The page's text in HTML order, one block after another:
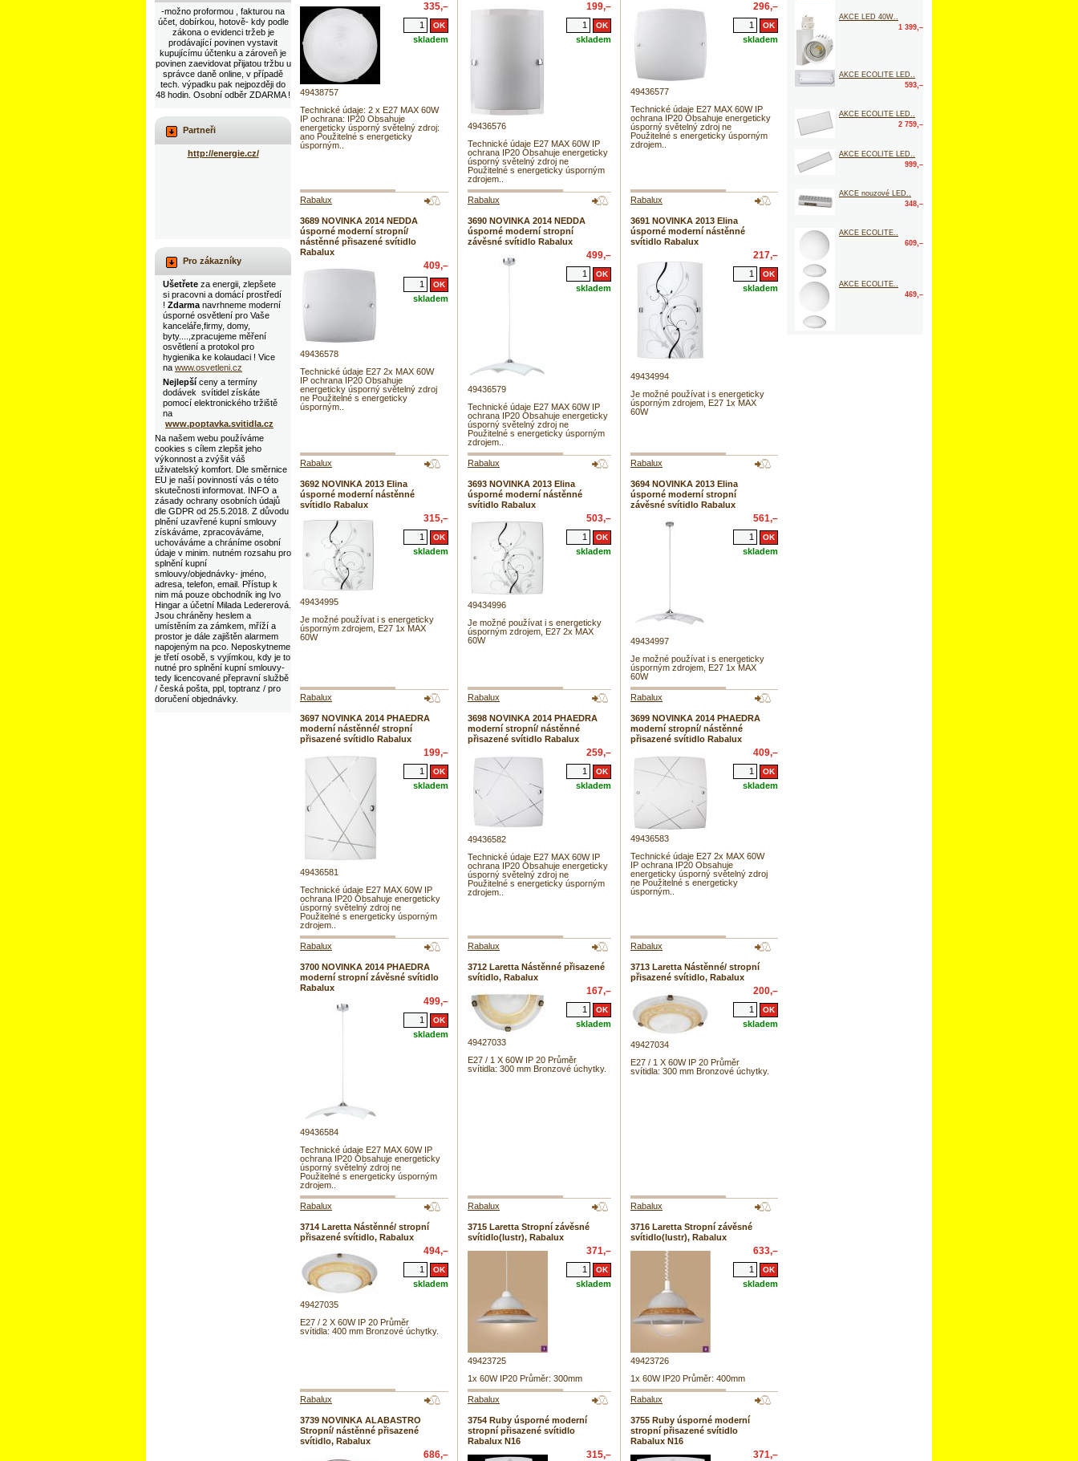
335,–
skladem
49438757
Technické údaje: 2 x E27 MAX 60W
IP ochrana: IP20 Obsahuje
energeticky úsporný světelný zdroj:
ano Použitelné s energeticky
úsporným..
199,–
skladem
49436576
Technické údaje E27 MAX 60W IP
ochrana IP20 Obsahuje energeticky
úsporný světelný zdroj ne
Použitelné s energeticky úsporným
zdrojem..
296,–
skladem
49436577
Technické údaje E27 MAX 60W IP
ochrana IP20 Obsahuje energeticky
úsporný světelný zdroj ne
Použitelné s energeticky úsporným
zdrojem..
Rabalux
3689 NOVINKA 2014 NEDDA
úsporné moderní stropní/
nástěnné přisazené svítidlo
Rabalux
409,–
skladem
49436578
Technické údaje E27 2x MAX 60W
IP ochrana IP20 Obsahuje
energeticky úsporný světelný zdroj
ne Použitelné s energeticky
úsporným..
Rabalux
3690 NOVINKA 2014 NEDDA
úsporné moderní stropní
závěsné svítidlo Rabalux
499,–
skladem
49436579
Technické údaje E27 MAX 60W IP
ochrana IP20 Obsahuje energeticky
úsporný světelný zdroj ne
Použitelné s energeticky úsporným
zdrojem..
Rabalux
3691 NOVINKA 2013 Elina
úsporné moderní nástěnné
svítidlo Rabalux
217,–
skladem
49434994
Je možné používat i s energeticky
úsporným zdrojem, E27 1x MAX
60W
Rabalux
3692 NOVINKA 2013 Elina
úsporné moderní nástěnné
svítidlo Rabalux
315,–
skladem
49434995
Je možné používat i s energeticky
úsporným zdrojem, E27 1x MAX
60W
Rabalux
3693 NOVINKA 2013 Elina
úsporné moderní nástěnné
svítidlo Rabalux
503,–
skladem
49434996
Je možné používat i s energeticky
úsporným zdrojem, E27 2x MAX
60W
Rabalux
3694 NOVINKA 2013 Elina
úsporné moderní stropní
závěsné svítidlo Rabalux
561,–
skladem
49434997
Je možné používat i s energeticky
úsporným zdrojem, E27 1x MAX
60W
Rabalux
3697 NOVINKA 2014 PHAEDRA
moderní nástěnné/ stropní
přisazené svítidlo Rabalux
199,–
skladem
49436581
Technické údaje E27 MAX 60W IP
ochrana IP20 Obsahuje energeticky
úsporný světelný zdroj ne
Použitelné s energeticky úsporným
zdrojem..
Rabalux
3698 NOVINKA 2014 PHAEDRA
moderní stropní/ nástěnné
přisazené svítidlo Rabalux
259,–
skladem
49436582
Technické údaje E27 MAX 60W IP
ochrana IP20 Obsahuje energeticky
úsporný světelný zdroj ne
Použitelné s energeticky úsporným
zdrojem..
Rabalux
3699 NOVINKA 2014 PHAEDRA
moderní stropní/ nástěnné
přisazené svítidlo Rabalux
409,–
skladem
49436583
Technické údaje E27 2x MAX 60W
IP ochrana IP20 Obsahuje
energeticky úsporný světelný zdroj
ne Použitelné s energeticky
úsporným..
Rabalux
3700 NOVINKA 2014 PHAEDRA
moderní stropní závěsné svítidlo
Rabalux
499,–
skladem
49436584
Technické údaje E27 MAX 60W IP
ochrana IP20 Obsahuje energeticky
úsporný světelný zdroj ne
Použitelné s energeticky úsporným
zdrojem..
Rabalux
3712 Laretta Nástěnné přisazené
svítidlo, Rabalux
167,–
skladem
49427033
E27 / 1 X 60W IP 20 Průměr
svítidla: 300 mm Bronzové úchytky.
Rabalux
3713 Laretta Nástěnné/ stropní
přisazené svítidlo, Rabalux
200,–
skladem
49427034
E27 / 1 X 60W IP 20 Průměr
svítidla: 300 mm Bronzové úchytky.
Rabalux
3714 Laretta Nástěnné/ stropní
přisazené svítidlo, Rabalux
494,–
skladem
49427035
E27 / 2 X 60W IP 20 Průměr
svítidla: 400 mm Bronzové úchytky.
Rabalux
3715 Laretta Stropní závěsné
svítidlo(lustr), Rabalux
371,–
skladem
49423725
1x 60W IP20 Průměr: 300mm
Rabalux
3716 Laretta Stropní závěsné
svítidlo(lustr), Rabalux
633,–
skladem
49423726
1x 60W IP20 Průměr: 400mm
Rabalux
3739 NOVINKA ALABASTRO
Stropní/ nástěnné přisazené
svítidlo, Rabalux
686,–
Rabalux
3754 Ruby úsporné moderní
stropní přisazené svítidlo
Rabalux N16
315,–
Rabalux
3755 Ruby úsporné moderní
stropní přisazené svítidlo
Rabalux N16
371,–
AKCE LED 40W..
1 399,–
AKCE ECOLITE LED..
593,–
AKCE ECOLITE LED..
2 759,–
AKCE ECOLITE LED..
999,–
AKCE nouzové LED..
348,–
AKCE ECOLITE..
609,–
AKCE ECOLITE..
469,–
-možno proformou , fakturou na
účet, dobírkou, hotově- kdy podle
zákona o evidenci tržeb je
prodávající povinen vystavit
kupujícímu účtenku a zároveň je
povinen zaevidovat přijatou tržbu u
správce daně online, v případě
tech. výpadku pak nejpozději do
48 hodin. Osobní odběr ZDARMA !
Partneři
http://energie.cz/
Pro zákazníky
Ušetřete za energii, zlepšete
si pracovni a domácí prostředí
! Zdarma navrhneme moderní
úsporné osvětlení pro Vaše
kanceláře,firmy, domy,
byty....,zpracujeme měření
osvětlení a protokol pro
hygienika ke kolaudaci ! Vice
na www.osvetleni.cz
Nejlepší ceny a termíny
dodávek svítidel získáte
pomocí elektronického tržiště
na
www.poptavka.svitidla.cz
Na našem webu používáme
cookies s cílem zlepšit jeho
výkonnost a zvýšit váš
uživatelský komfort. Dle směrnice
EU je naší povinností vás o této
skutečnosti informovat. INFO a
zásady ochrany osobních údajů
dle GDPR od 25.5.2018. Z důvodu
plnění uzavřené kupní smlouvy
získáváme, zpracováváme,
uchováváme a chráníme osobní
údaje v minim. nutném rozsahu pro
splnění kupní
smlouvy/objednávky- jméno,
adresa, telefon, email. Přístup k
nim má pouze obchodník ing Ivo
Hingar a účetní Milada Ledererová.
Jsou chráněny heslem a
umístěním za zámkem, mříží a
prostor je dále zajištěn alarmem
napojeným na pco. Neposkytneme
je třetí osobě, s vyjímkou, kdy je to
nutné pro splnění kupní smlouvy-
tedy licencované přepravní službě
/ česká pošta, ppl, toptranz / pro
doručení objednávky.